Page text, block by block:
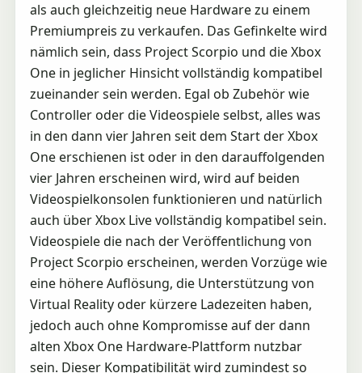
als auch gleichzeitig neue Hardware zu einem
Premiumpreis zu verkaufen. Das Gefinkelte wird
nämlich sein, dass Project Scorpio und die Xbox
One in jeglicher Hinsicht vollständig kompatibel
zueinander sein werden. Egal ob Zubehör wie
Controller oder die Videospiele selbst, alles was
in den dann vier Jahren seit dem Start der Xbox
One erschienen ist oder in den darauffolgenden
vier Jahren erscheinen wird, wird auf beiden
Videospielkonsolen funktionieren und natürlich
auch über Xbox Live vollständig kompatibel sein.
Videospiele die nach der Veröffentlichung von
Project Scorpio erscheinen, werden Vorzüge wie
eine höhere Auflösung, die Unterstützung von
Virtual Reality oder kürzere Ladezeiten haben,
jedoch auch ohne Kompromisse auf der dann
alten Xbox One Hardware-Plattform nutzbar
sein. Dieser Kompatibilität wird zumindest so